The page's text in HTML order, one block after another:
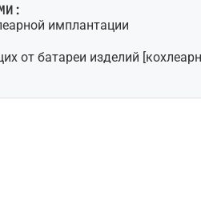
имплантации
от батареи изделий
восстановления